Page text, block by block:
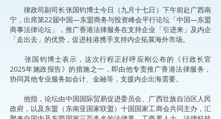
律政司副司长张国钧博士今日（九月十七日）下午前赴广西南
宁，出席第22届中国—东盟商务与投资峰会平行论坛「中国—东盟
商事法律论坛」，推广香港法律服务在支持企业「引进来」及内企
「走出去」的优势，促进桂港携手支持内企拓展海外市场。
张国钧博士表示，这次行程正好呼应刚公布的《行政长官
2025年施政报告》的措施之一，即由他专责推广香港法律服务，
协同其他专业服务如会计、金融等，支援内企出海需要。
他指，论坛由中国国际贸易促进委员会、广西壮族自治区人民
政府，以及东盟（东南亚国家联盟）十国国家工商会共同主办，汇